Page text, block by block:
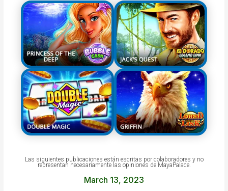
Las siguientes publicaciones están escritas por colaboradores y no
representan necesariamente las opiniones de MayaPalace.
March 13, 2023